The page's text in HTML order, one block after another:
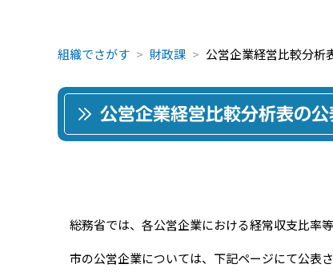
組織でさがす 財政課 公営企業経営比較分析
公営企業経営比較分析表の公
総務省では、各公営企業における経常収支比率
市の公営企業については、下記ページにて公表